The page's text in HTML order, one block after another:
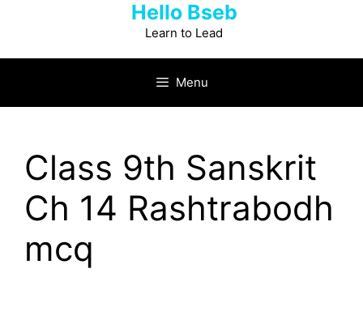
Hello Bseb
Learn to Lead
Menu
Class 9th Sanskrit
Ch 14 Rashtrabodh
mcq